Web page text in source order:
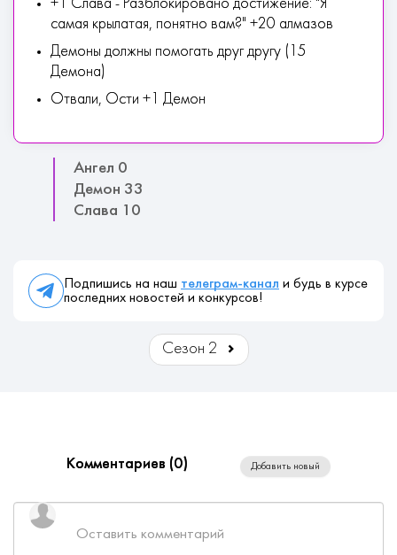
+1 Слава - Разблокировано достижение: "Я
самая крылатая, понятно вам?" +20 алмазов
Демоны должны помогать друг другу (15
Демона)
Отвали, Ости +1 Демон
Ангел 0
Демон 33
Слава 10
Подпишись на наш телеграм-канал и будь в курсе
последних новостей и конкурсов!
Сезон 2
Комментариев (0) Добавить новый